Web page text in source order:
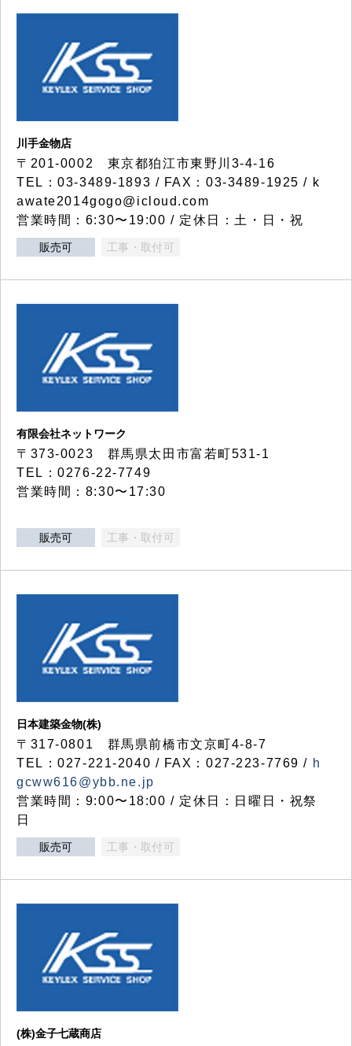
川手金物店
〒201-0002 東京都狛江市東野川3-4-16
TEL：03-3489-1893 / FAX：03-3489-1925 / k
awate2014gogo@icloud.com
営業時間：6:30〜19:00 / 定休日：土・日・祝
販売可 工事・取付可
有限会社ネットワーク
〒373-0023 群馬県太田市富若町531-1
TEL：0276-22-7749
営業時間：8:30〜17:30
販売可 工事・取付可
日本建築金物(株)
〒317‐0801 群馬県前橋市文京町4-8-7
TEL：027-221-2040 / FAX：027-223-7769 / h
gcww616@ybb.ne.jp
営業時間：9:00〜18:00 / 定休日：日曜日・祝祭
日
販売可 工事・取付可
(株)金子七蔵商店